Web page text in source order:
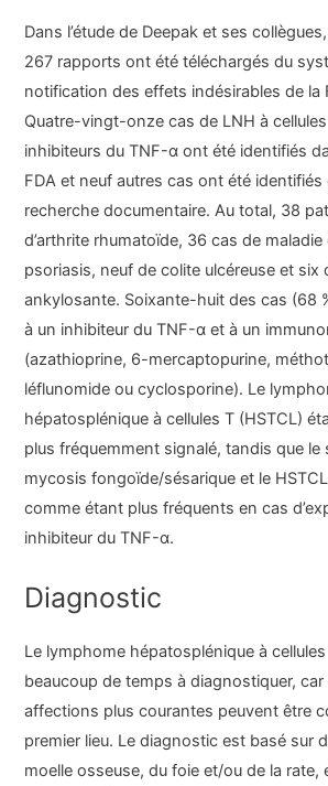
Dans l’étude de Deepak et ses
267 rapports ont été téléchargés du
notification des effets indésirables de la
Quatre-vingt-onze cas de LNH à
inhibiteurs du TNF-α ont été identifiés
FDA et neuf autres cas ont été identifiés
recherche documentaire. Au total, 38
d’arthrite rhumatoïde, 36 cas de
psoriasis, neuf de colite ulcéreuse et
ankylosante. Soixante-huit des cas (68
à un inhibiteur du TNF-α et à un
(azathioprine, 6-mercaptopurine,
léflunomide ou cyclosporine). Le
hépatosplénique à cellules T (HSTCL)
plus fréquemment signalé, tandis que le
mycosis fongoïde/sésarique et le
comme étant plus fréquents en cas
inhibiteur du TNF-α.
Diagnostic
Le lymphome hépatosplénique à
beaucoup de temps à diagnostiquer,
affections plus courantes peuvent être
premier lieu. Le diagnostic est basé sur
moelle osseuse, du foie et/ou de la rate,